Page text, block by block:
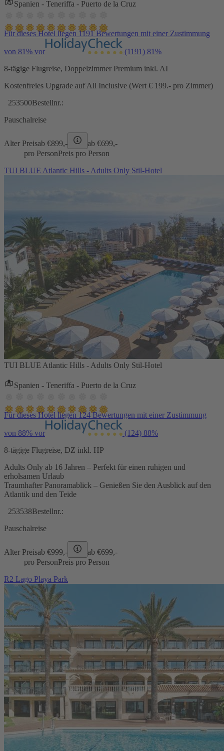
Spanien - Teneriffa - Puerto de la Cruz
Für dieses Hotel liegen 1191 Bewertungen mit einer Zustimmung
von 81% vor (1191) 81%
8-tägige Flugreise, Doppelzimmer Premium inkl. AI
Kostenfreies Upgrade auf All Inclusive (Wert € 199.- pro Zimmer)
253500Bestellnr.:
Pauschalreise
Alter Preisab €899,- ab €699,-
pro PersonPreis pro Person
TUI BLUE Atlantic Hills - Adults Only Stil-Hotel
TUI BLUE Atlantic Hills - Adults Only Stil-Hotel
Spanien - Teneriffa - Puerto de la Cruz
Für dieses Hotel liegen 124 Bewertungen mit einer Zustimmung
von 88% vor (124) 88%
8-tägige Flugreise, DZ inkl. HP
Adults Only ab 16 Jahren – Perfekt für einen ruhigen und
erholsamen Urlaub
Traumhafter Panoramablick – Genießen Sie den Ausblick auf den
Atlantik und den Teide
253538Bestellnr.:
Pauschalreise
Alter Preisab €999,- ab €699,-
pro PersonPreis pro Person
R2 Lago Playa Park